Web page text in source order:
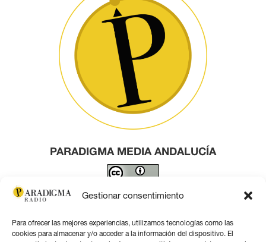
Gestionar consentimiento
Para ofrecer las mejores experiencias, utilizamos tecnologías como las
cookies para almacenar y/o acceder a la información del dispositivo. El
PARADIGMA MEDIA ANDALUCÍA
Este obra está bajo una licencia de Creative Commons
Contacto por correo